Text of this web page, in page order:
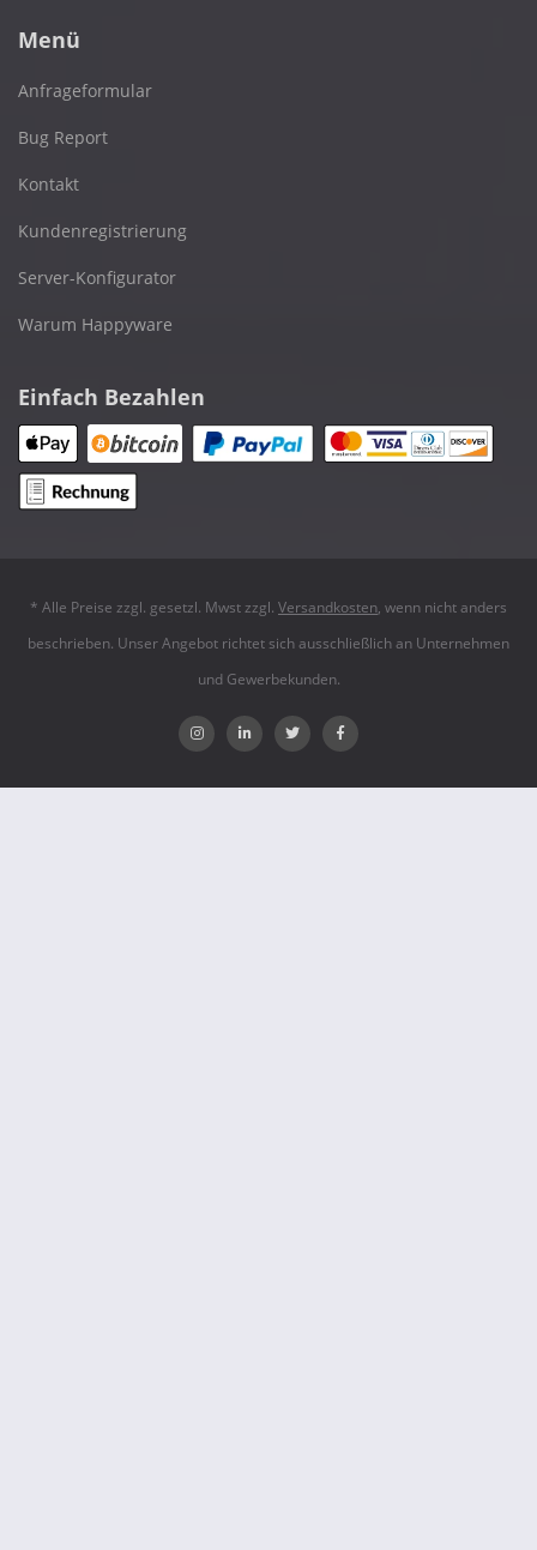
Menü
Anfrageformular
Bug Report
Kontakt
Kundenregistrierung
Server-Konfigurator
Warum Happyware
Einfach Bezahlen
* Alle Preise zzgl. gesetzl. Mwst zzgl. Versandkosten, wenn nicht anders
beschrieben. Unser Angebot richtet sich ausschließlich an Unternehmen
und Gewerbekunden.